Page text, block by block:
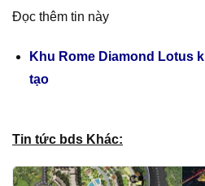
Đọc thêm tin này
Khu Rome Diamond Lotus
tạo
Tin tức bds Khác: